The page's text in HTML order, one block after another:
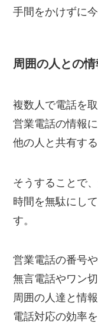
手間をかけずに
周囲の人との
複数人で電話を
営業電話の情報
他の人と共有す
そうすることで
時間を無駄にし
す。
営業電話の番号や
無言電話やワン
周囲の人達と情
電話対応の効率